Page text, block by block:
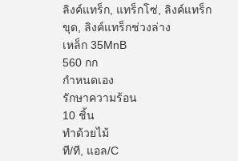
ลิงค์แทร็ก, แทร็กโซ่, ลิงค์แทร็ก
ขุด, ลิงค์แทร็กช่วงล่าง
เหล็ก 35MnB
560 กก
กำหนดเอง
รักษาความร้อน
10 ชิ้น
ทำด้วยไม้
ที/ที, แอล/C